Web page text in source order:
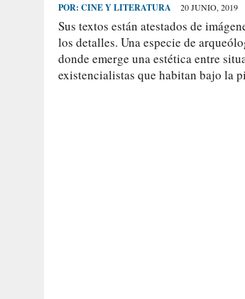
POR: CINE Y LITERATURA 20 JUNIO, 2019
Sus textos están atestados de
los detalles. Una especie de
donde emerge una estética entre
existencialistas que habitan bajo la